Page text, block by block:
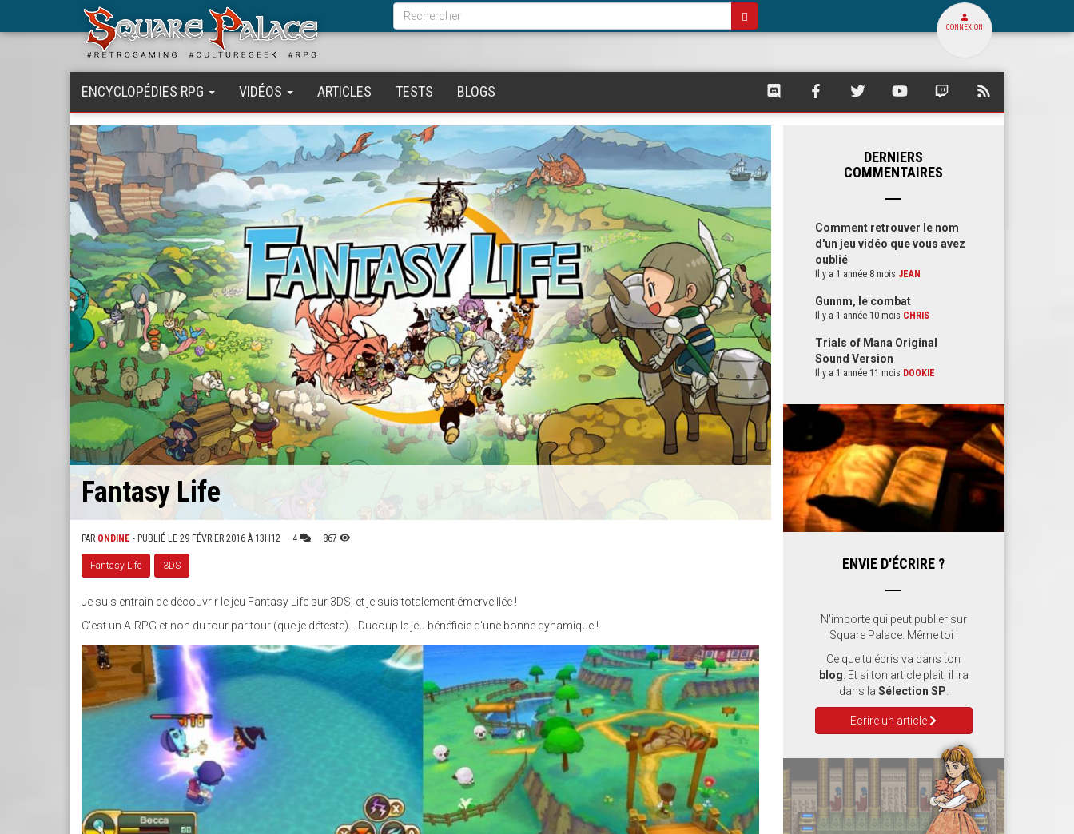
Formulaire
de
recherche
Rechercher
CONNEXION
ENCYCLOPÉDIES RPG VIDÉOS ARTICLES TESTS BLOGS
SQUARE
SQUARE SQUARE SQUARE SQUARE
Fantasy Life
PAR ONDINE - PUBLIÉ LE 29 FÉVRIER 2016 À 13H12 4 867
Fantasy Life 3DS
Je suis entrain de découvrir le jeu Fantasy Life sur 3DS, et je suis totalement émerveillée !
C'est un A-RPG et non du tour par tour (que je déteste)... Ducoup le jeu bénéficie d'une bonne dynamique !
SANS_TITRE_2.JPG
DERNIERS
COMMENTAIRES
Comment retrouver le nom
d'un jeu vidéo que vous avez
oublié
Il y a 1 année 8 mois JEAN
Gunnm, le combat
Il y a 1 année 10 mois CHRIS
Trials of Mana Original
Sound Version
Il y a 1 année 11 mois DOOKIE
ENVIE D'ÉCRIRE ?
N'importe qui peut publier sur
Square Palace. Même toi !
Ce que tu écris va dans ton
blog . Et si ton article plait, il ira
dans la Sélection SP
Ecrire un article